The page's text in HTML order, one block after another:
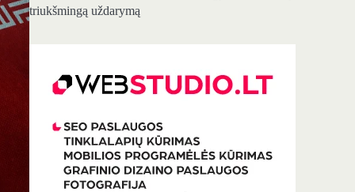
triukšmingą uždarymą